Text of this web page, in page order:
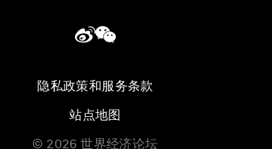
隐私政策和服务条款
站点地图
© 2026 世界经济论坛